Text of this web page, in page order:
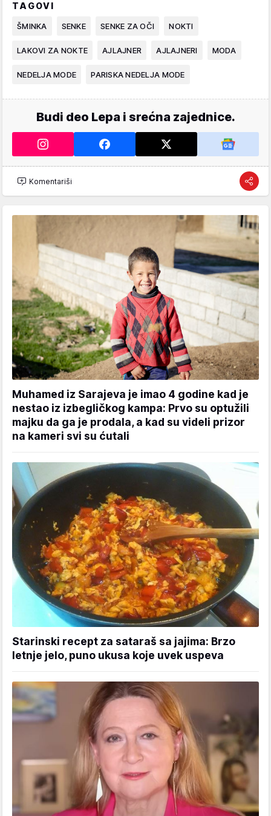
TAGOVI
ŠMINKA SENKE SENKE ZA OČI NOKTI
LAKOVI ZA NOKTE AJLAJNER AJLAJNERI MODA
NEDELJA MODE PARISKA NEDELJA MODE
Budi deo Lepa i srećna zajednice.
Komentariši
Muhamed iz Sarajeva je imao 4 godine kad je
nestao iz izbegličkog kampa: Prvo su optužili
majku da ga je prodala, a kad su videli prizor
na kameri svi su ćutali
Starinski recept za sataraš sa jajima: Brzo
letnje jelo, puno ukusa koje uvek uspeva